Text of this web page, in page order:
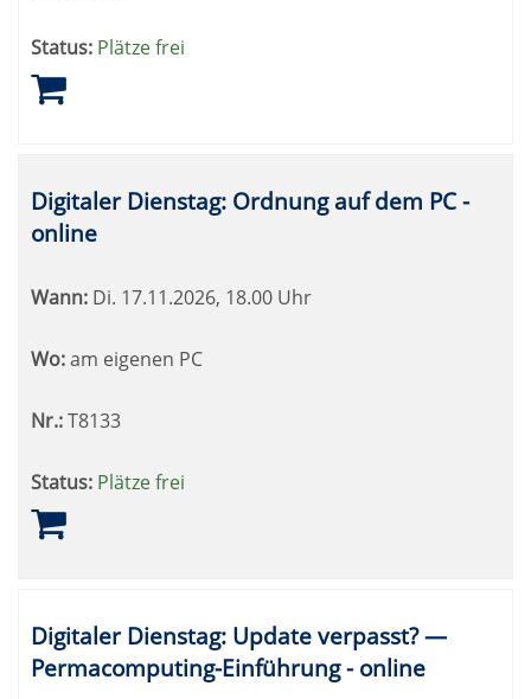
Status: Plätze frei
Digitaler Dienstag: Ordnung auf dem PC -
online
Wann: Di. 17.11.2026, 18.00 Uhr
Wo:am eigenen PC
Nr.:T8133
Status: Plätze frei
Digitaler Dienstag: Update verpasst? —
Permacomputing-Einführung - online